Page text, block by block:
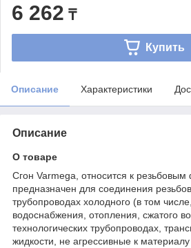
6 262 ₸
Купить
Описание Характеристики
Описание
О товаре
Сгон Varmega, относится к резьбовым
предназначен для соединения
трубопроводах холодного (в том
водоснабжения, отопления, сжатого
технологических трубопроводах,
жидкости, не агрессивные к материалу